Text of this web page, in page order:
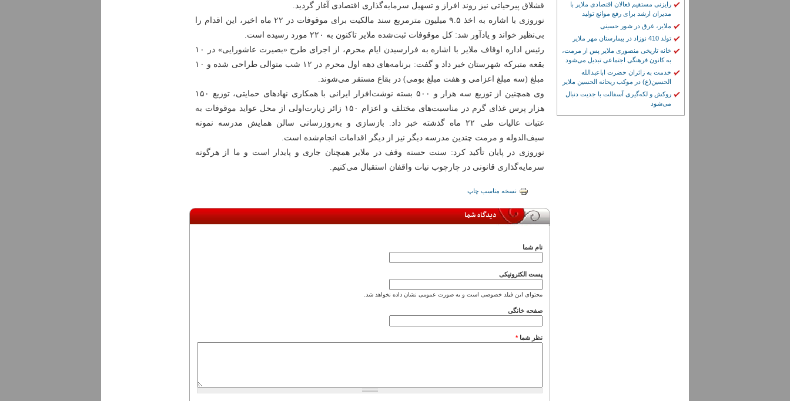
قشلاق پیرحیاتی نیز روند افراز و تسهیل سرمایه‌گذاری اقتصادی آغاز گردید.
نوروزی با اشاره به اخذ ۹.۵ میلیون مترمربع سند مالکیت برای موقوفات در ۲۲ ماه اخیر، این اقدام را
بی‌نظیر خواند و یادآور شد: کل موقوفات ثبت‌شده ملایر تاکنون به ۲۲۰ مورد رسیده است.
رئیس اداره اوقاف ملایر با اشاره به فرارسیدن ایام محرم، از اجرای طرح «بصیرت عاشورایی» در ۱۰
بقعه متبرکه شهرستان خبر داد و گفت: برنامه‌های دهه اول محرم در ۱۲ شب متوالی طراحی شده و ۱۰
مبلغ (سه مبلغ اعزامی و هفت مبلغ بومی) در بقاع مستقر می‌شوند.
وی همچنین از توزیع سه هزار و ۵۰۰ بسته نوشت‌افزار ایرانی با همکاری نهادهای حمایتی، توزیع ۱۵۰
هزار پرس غذای گرم در مناسبت‌های مختلف و اعزام ۱۵۰ زائر زیارت‌اولی از محل عواید موقوفات به
عتبات عالیات طی ۲۲ ماه گذشته خبر داد. بازسازی و به‌روزرسانی سالن همایش مدرسه نمونه
سیف‌الدوله و مرمت چندین مدرسه دیگر نیز از دیگر اقدامات انجام‌شده است.
نوروزی در پایان تأکید کرد: سنت حسنه وقف در ملایر همچنان جاری و پایدار است و ما از هرگونه
سرمایه‌گذاری قانونی در چارچوب نیات واقفان استقبال می‌کنیم.
نسخه مناسب چاپ
دیدگاه شما
نام شما
پست الکترونیکی
محتوای این فیلد خصوصی است و به صورت عمومی نشان داده نخواهد شد.
صفحه خانگی
نظر شما*
رایزنی مستقیم فعالان اقتصادی ملایر با
مدیران ارشد برای رفع موانع تولید
ملایر، غرق در شور حسینی
تولد 410 نوزاد در بیمارستان مهر ملایر
خانه تاریخی منصوری ملایر پس از مرمت،
به کانون فرهنگی اجتماعی تبدیل می‌شود
خدمت به زائران حضرت اباعبدالله
الحسین(ع) در موکب ریحانه الحسین ملایر
روکش و لکه‌گیری آسفالت با جدیت دنبال
می‌شود